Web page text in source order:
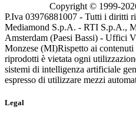
Copyright © 1999-
P.Iva 03976881007 - Tutti i diritti
Mediamond S.p.A. - RTI S.p.A.,
Amsterdam (Paesi Bassi) - Uffici
Monzese (MI)Rispetto ai contenuti
riprodotti è vietata ogni
sistemi di intelligenza artificiale
espresso di utilizzare mezzi
Legal